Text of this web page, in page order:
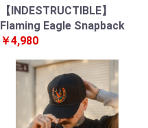
【INDESTRUCTIBLE】
Flaming Eagle Snapback
￥4,980